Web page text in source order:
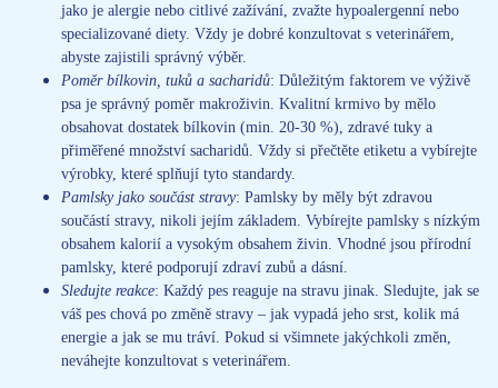
jako je alergie nebo citlivé zažívání, zvažte hypoalergenní nebo
specializované diety. Vždy je dobré konzultovat s veterinářem,
abyste zajistili správný výběr.
Poměr bílkovin, tuků a sacharidů: Důležitým faktorem ve výživě
psa je správný poměr makroživin. Kvalitní krmivo by mělo
obsahovat dostatek bílkovin (min. 20-30 %), zdravé tuky a
přiměřené množství sacharidů. Vždy si přečtěte etiketu a vybírejte
výrobky, které splňují tyto standardy.
Pamlsky jako součást stravy: Pamlsky by měly být zdravou
součástí stravy, nikoli jejím základem. Vybírejte pamlsky s nízkým
obsahem kalorií a vysokým obsahem živin. Vhodné jsou přírodní
pamlsky, které podporují zdraví zubů a dásní.
Sledujte reakce: Každý pes reaguje na stravu jinak. Sledujte, jak se
váš pes chová po změně stravy – jak vypadá jeho srst, kolik má
energie a jak se mu tráví. Pokud si všimnete jakýchkoli změn,
neváhejte konzultovat s veterinářem.